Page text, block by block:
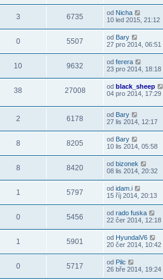
3 6735 od Nicha
10 led 2015, 21:12
0 5507 od Bary
27 pro 2014, 06:51
10 9632 od ferera
23 pro 2014, 18:18
38 27008 od black_sheep
04 pro 2014, 17:29
2 6178 od Bary
27 lis 2014, 12:17
8 8205 od Bary
10 lis 2014, 05:58
8 8420 od bizonek
08 lis 2014, 20:32
1 5797 od idam.i
15 říj 2014, 20:13
0 5456 od rado fuska
22 čer 2014, 12:18
1 5901 od HyundaiV6
20 čer 2014, 10:42
0 5717 od Pilc
26 bře 2014, 19:24